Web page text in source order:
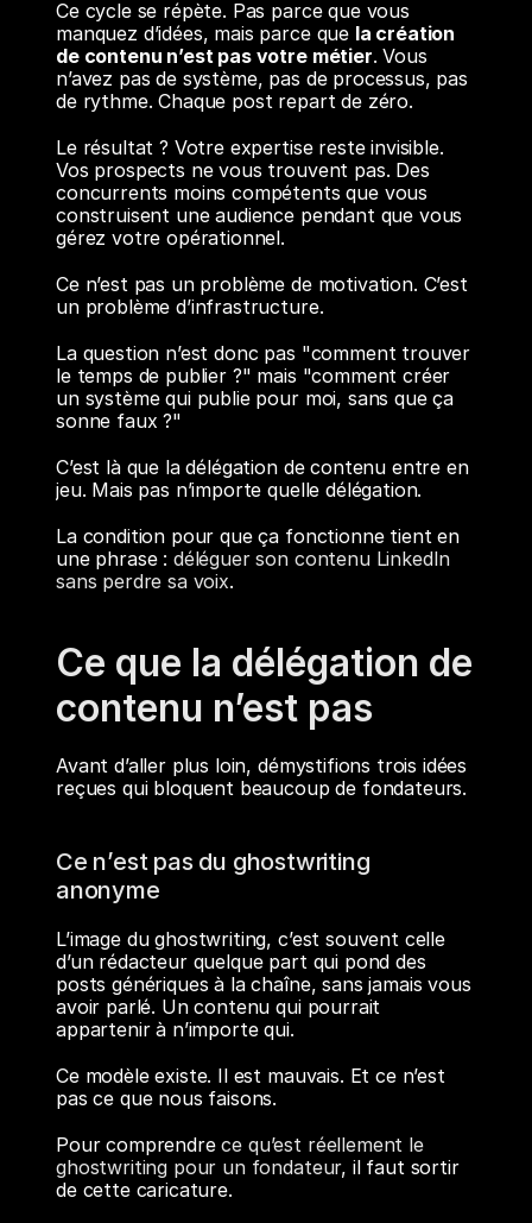
Ce cycle se répète. Pas parce que vous
manquez d’idées, mais parce que la création
de contenu n’est pas votre métier. Vous
n’avez pas de système, pas de processus, pas
de rythme. Chaque post repart de zéro.
Le résultat ? Votre expertise reste invisible.
Vos prospects ne vous trouvent pas. Des
concurrents moins compétents que vous
construisent une audience pendant que vous
gérez votre opérationnel.
Ce n’est pas un problème de motivation. C’est
un problème d’infrastructure.
La question n’est donc pas "comment trouver
le temps de publier ?" mais "comment créer
un système qui publie pour moi, sans que ça
sonne faux ?"
C’est là que la délégation de contenu entre en
jeu. Mais pas n’importe quelle délégation.
La condition pour que ça fonctionne tient en
une phrase : déléguer son contenu LinkedIn
sans perdre sa voix.
Ce que la délégation de
contenu n’est pas
Avant d’aller plus loin, démystifions trois idées
reçues qui bloquent beaucoup de fondateurs.
Ce n’est pas du ghostwriting
anonyme
L’image du ghostwriting, c’est souvent celle
d’un rédacteur quelque part qui pond des
posts génériques à la chaîne, sans jamais vous
avoir parlé. Un contenu qui pourrait
appartenir à n’importe qui.
Ce modèle existe. Il est mauvais. Et ce n’est
pas ce que nous faisons.
Pour comprendre ce qu’est réellement le
ghostwriting pour un fondateur, il faut sortir
de cette caricature.